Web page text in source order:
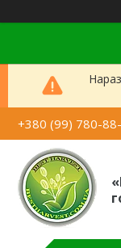
+380 (99) 780-